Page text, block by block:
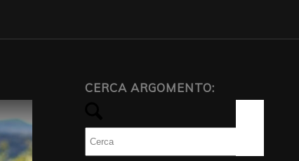
CERCA ARGOMENTO: